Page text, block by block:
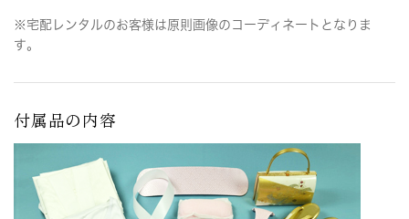
※宅配レンタルのお客様は原則画像のコーディネートとなりま
す。
付属品の内容